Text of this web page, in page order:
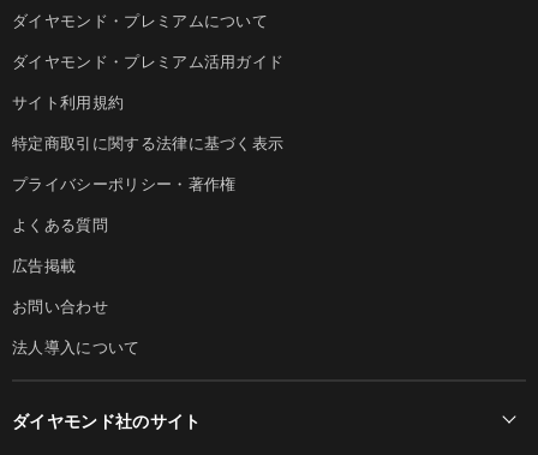
ダイヤモンド・プレミアムについて
ダイヤモンド・プレミアム活用ガイド
サイト利用規約
特定商取引に関する法律に基づく表示
プライバシーポリシー・著作権
よくある質問
広告掲載
お問い合わせ
法人導入について
ダイヤモンド社のサイト